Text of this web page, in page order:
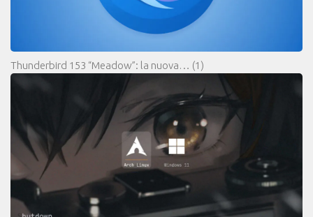
Thunderbird 153 “Meadow”: la nuova… (1)